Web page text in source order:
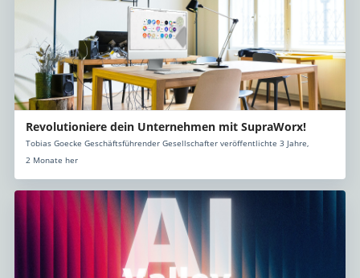
Revolutioniere dein Unternehmen mit SupraWorx!
Tobias Goecke Geschäftsführender Gesellschafter veröffentlichte 3 Jahre,
2 Monate her